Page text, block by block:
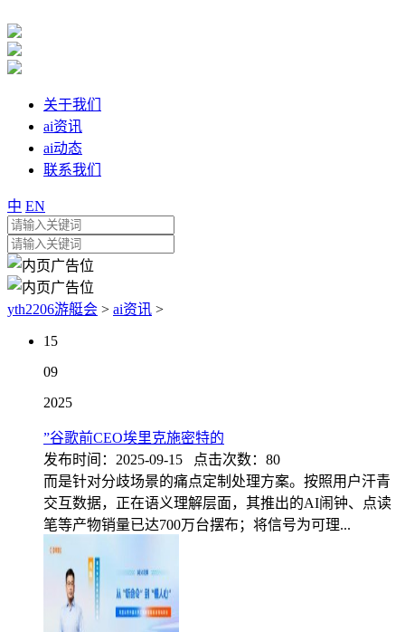
关于我们
ai资讯
ai动态
联系我们
中 EN
yth2206游艇会 > ai资讯 >
15
09
2025
”谷歌前CEO埃里克施密特的
发布时间：2025-09-15 点击次数：80
而是针对分歧场景的痛点定制处理方案。按照用户汗青
交互数据，正在语义理解层面，其推出的AI闹钟、点读
笔等产物销量已达700万台摆布；将信号为可理...